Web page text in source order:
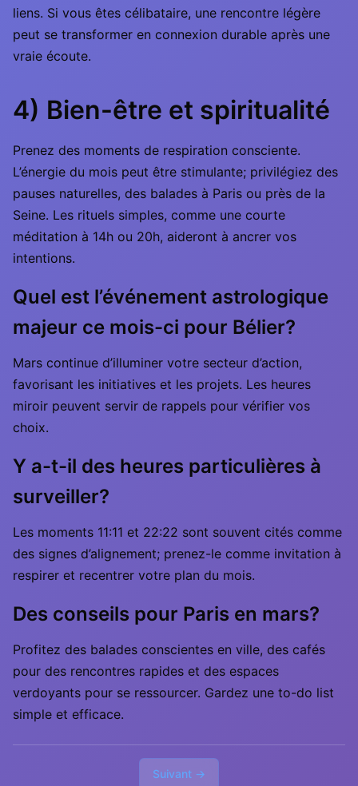
liens. Si vous êtes célibataire, une rencontre légère
peut se transformer en connexion durable après une
vraie écoute.
4) Bien-être et spiritualité
Prenez des moments de respiration consciente.
L’énergie du mois peut être stimulante; privilégiez des
pauses naturelles, des balades à Paris ou près de la
Seine. Les rituels simples, comme une courte
méditation à 14h ou 20h, aideront à ancrer vos
intentions.
Quel est l’événement astrologique
majeur ce mois-ci pour Bélier?
Mars continue d’illuminer votre secteur d’action,
favorisant les initiatives et les projets. Les heures
miroir peuvent servir de rappels pour vérifier vos
choix.
Y a-t-il des heures particulières à
surveiller?
Les moments 11:11 et 22:22 sont souvent cités comme
des signes d’alignement; prenez-le comme invitation à
respirer et recentrer votre plan du mois.
Des conseils pour Paris en mars?
Profitez des balades conscientes en ville, des cafés
pour des rencontres rapides et des espaces
verdoyants pour se ressourcer. Gardez une to-do list
simple et efficace.
Suivant →